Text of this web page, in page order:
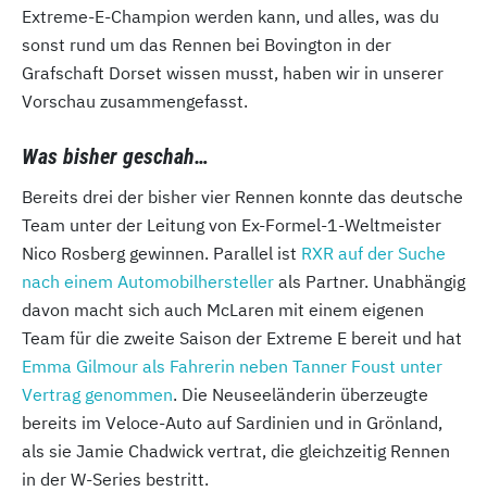
Extreme-E-Champion werden kann, und alles, was du
sonst rund um das Rennen bei Bovington in der
Grafschaft Dorset wissen musst, haben wir in unserer
Vorschau zusammengefasst.
Was bisher geschah…
Bereits drei der bisher vier Rennen konnte das deutsche
Team unter der Leitung von Ex-Formel-1-Weltmeister
Nico Rosberg gewinnen. Parallel ist RXR auf der Suche
nach einem Automobilhersteller als Partner. Unabhängig
davon macht sich auch McLaren mit einem eigenen
Team für die zweite Saison der Extreme E bereit und hat
Emma Gilmour als Fahrerin neben Tanner Foust unter
Vertrag genommen. Die Neuseeländerin überzeugte
bereits im Veloce-Auto auf Sardinien und in Grönland,
als sie Jamie Chadwick vertrat, die gleichzeitig Rennen
in der W-Series bestritt.